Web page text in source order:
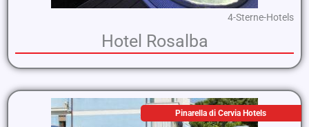
4-Sterne-Hotels
Hotel Rosalba
Pinarella di Cervia Hotels